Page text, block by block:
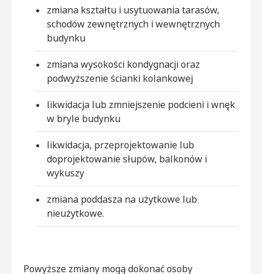
zmiana kształtu i usytuowania tarasów,
schodów zewnętrznych i wewnętrznych
budynku
zmiana wysokości kondygnacji oraz
podwyższenie ścianki kolankowej
likwidacja lub zmniejszenie podcieni i wnęk
w bryle budynku
likwidacja, przeprojektowanie lub
doprojektowanie słupów, balkonów i
wykuszy
zmiana poddasza na użytkowe lub
nieużytkowe.
Powyższe zmiany mogą dokonać osoby